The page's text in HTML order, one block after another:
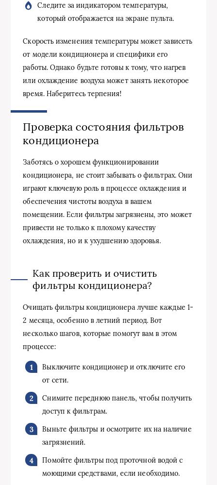
Следите за индикатором температуры,
который отображается на экране пульта.
Скорость изменения температуры может зависеть
от модели кондиционера и специфики его
работы. Однако будьте готовы к тому, что нагрев
или охлаждение воздуха может занять некоторое
время. Наберитесь терпения!
Проверка состояния фильтров
кондиционера
Заботясь о хорошем функционировании
кондиционера, не стоит забывать о фильтрах. Они
играют ключевую роль в процессе охлаждения и
обеспечения чистоты воздуха в вашем
помещении. Если фильтры загрязнены, это может
привести не только к плохому качеству
охлаждения, но и к ухудшению здоровья.
Как проверить и очистить
фильтры кондиционера?
Очищать фильтры кондиционера лучше каждые 1-
2 месяца, особенно в летний период. Вот
несколько шагов, которые помогут вам в этом
процессе:
Выключите кондиционер и отключите его
от сети.
Снимите переднюю панель, чтобы получить
доступ к фильтрам.
Выньте фильтры и осмотрите их на наличие
загрязнений.
Помойте фильтры под проточной водой с
моющими средствами, если необходимо.